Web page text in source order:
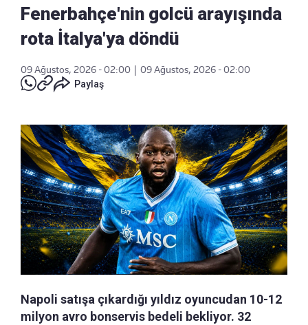
Fenerbahçe'nin golcü arayışında
rota İtalya'ya döndü
09 Ağustos, 2026 - 02:00
09 Ağustos, 2026 - 02:00
Paylaş
Napoli satışa çıkardığı yıldız oyuncudan 10-12
milyon avro bonservis bedeli bekliyor. 32